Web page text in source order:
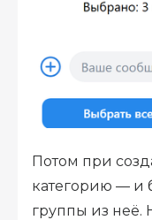
Потом при
категорию — и
группы из неё.